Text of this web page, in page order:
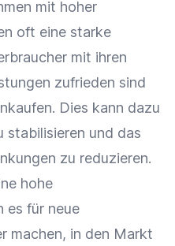
mit hoher
oft eine starke
mit ihren
zufrieden sind
Dies kann dazu
stabilisieren und das
zu reduzieren.
hohe
es für neue
machen, in den Markt